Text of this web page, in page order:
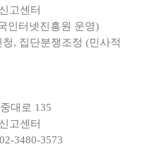
고센터
인터넷진흥원 운영)
, 집단분쟁조정 (민사적
대로 135
고센터
3480-3573